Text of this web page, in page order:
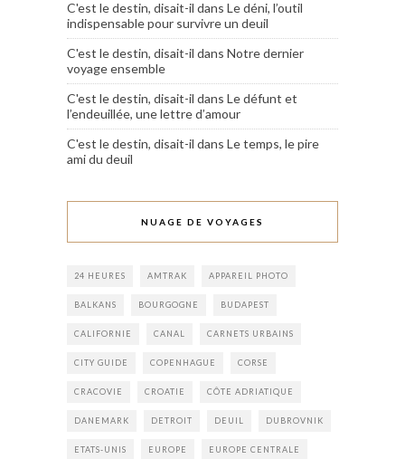
C'est le destin, disait-il dans Le déni, l’outil
indispensable pour survivre un deuil
C'est le destin, disait-il dans Notre dernier
voyage ensemble
C'est le destin, disait-il dans Le défunt et
l’endeuillée, une lettre d’amour
C'est le destin, disait-il dans Le temps, le pire
ami du deuil
NUAGE DE VOYAGES
24 HEURES AMTRAK APPAREIL PHOTO
BALKANS BOURGOGNE BUDAPEST
CALIFORNIE CANAL CARNETS URBAINS
CITY GUIDE COPENHAGUE CORSE
CRACOVIE CROATIE CÔTE ADRIATIQUE
DANEMARK DETROIT DEUIL DUBROVNIK
ETATS-UNIS EUROPE EUROPE CENTRALE